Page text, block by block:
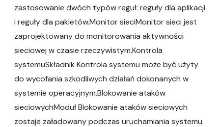
zastosowanie dwóch typów reguł: reguły dla aplikacji
i reguły dla pakietów.Monitor sieciMonitor sieci jest
zaprojektowany do monitorowania aktywności
sieciowej w czasie rzeczywistym.Kontrola
systemuSkładnik Kontrola systemu może być użyty
do wycofania szkodliwych działań dokonanych w
systemie operacyjnym.Blokowanie ataków
sieciowychModuł Blokowanie ataków sieciowych
zostaje załadowany podczas uruchamiania systemu